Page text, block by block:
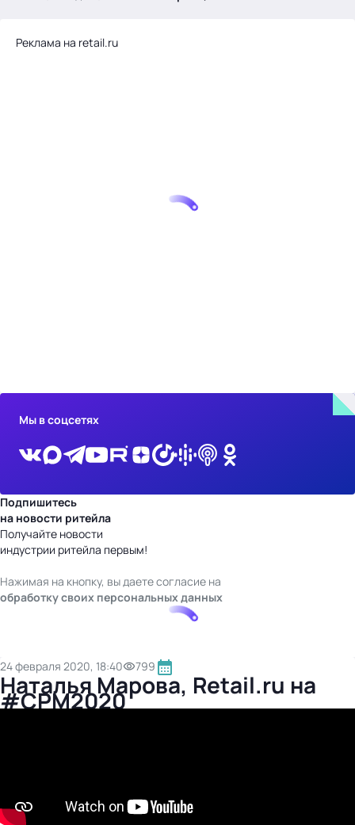
Реклама на retail.ru
Мы в соцсетях
Подпишитесь
на новости ритейла
Получайте новости
индустрии ритейла первым!
Нажимая на кнопку, вы даете согласие на
обработку своих персональных данных
24 февраля 2020, 18:40 799
Наталья Марова, Retail.ru на
#CPM2020